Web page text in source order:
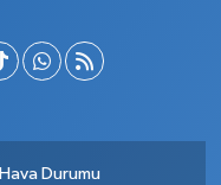
Hava Durumu